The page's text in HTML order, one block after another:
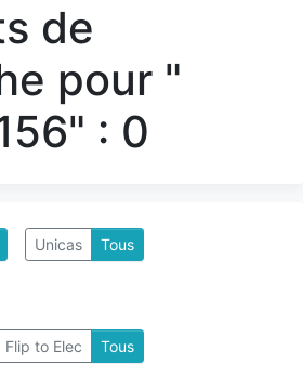
de
pour "
: 0
Unicas Tous
Flip to Elec Tous